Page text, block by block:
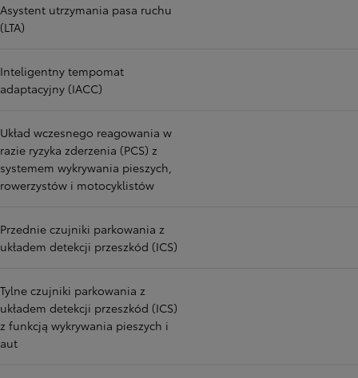
Asystent utrzymania pasa ruchu
(LTA)
Inteligentny tempomat
adaptacyjny (IACC)
Układ wczesnego reagowania w
razie ryzyka zderzenia (PCS) z
systemem wykrywania pieszych,
rowerzystów i motocyklistów
Przednie czujniki parkowania z
układem detekcji przeszkód (ICS)
Tylne czujniki parkowania z
układem detekcji przeszkód (ICS)
z funkcją wykrywania pieszych i
aut